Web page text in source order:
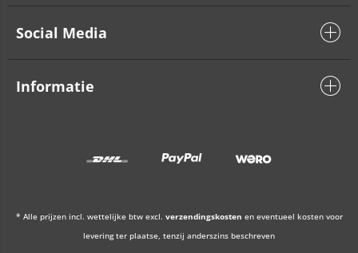
Social Media
Informatie
* Alle prijzen incl. wettelijke btw excl. verzendingskosten en eventueel kosten voor
levering ter plaatse, tenzij anderszins beschreven